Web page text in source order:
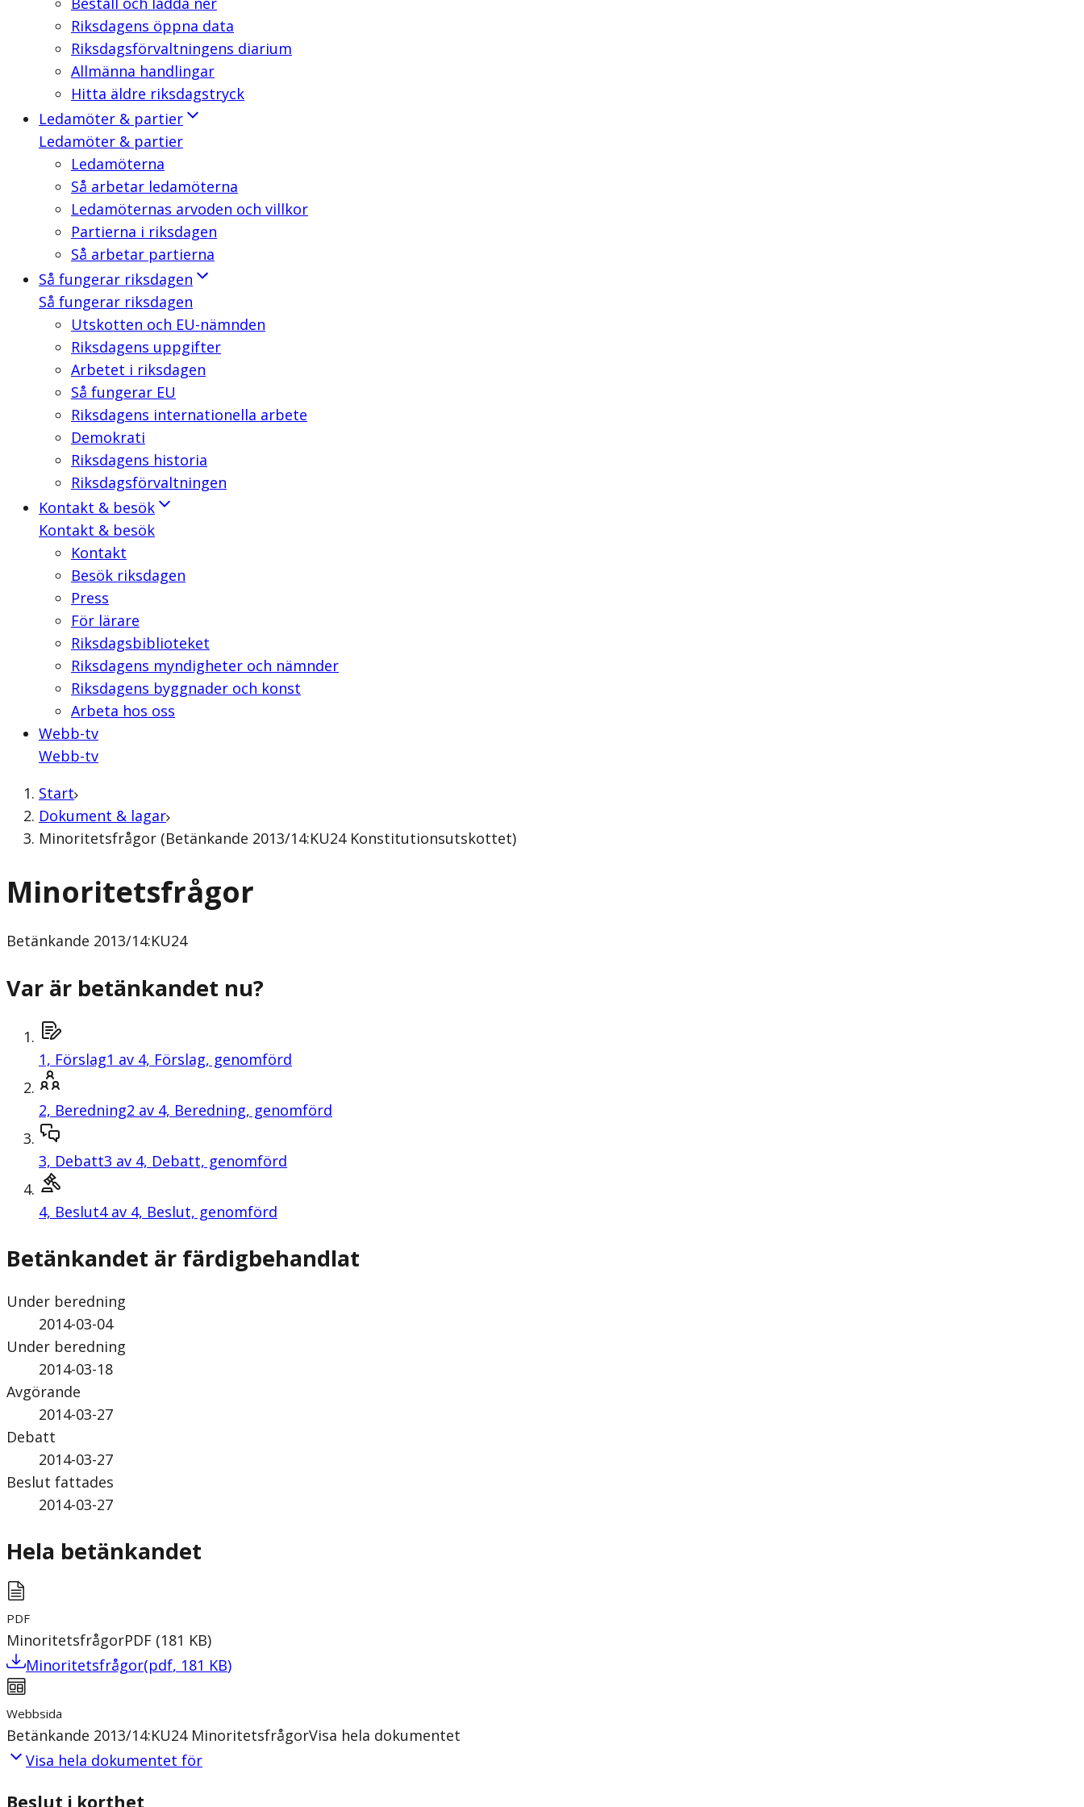
Riksdagens öppna data
Riksdagsförvaltningens diarium
Allmänna handlingar
Hitta äldre riksdagstryck
Ledamöter & partier
Ledamöter & partier
Ledamöterna
Så arbetar ledamöterna
Ledamöternas arvoden och villkor
Partierna i riksdagen
Så arbetar partierna
Så fungerar riksdagen
Så fungerar riksdagen
Utskotten och EU-nämnden
Riksdagens uppgifter
Arbetet i riksdagen
Så fungerar EU
Riksdagens internationella arbete
Demokrati
Riksdagens historia
Riksdagsförvaltningen
Kontakt & besök
Kontakt & besök
Kontakt
Besök riksdagen
Press
För lärare
Riksdagsbiblioteket
Riksdagens myndigheter och nämnder
Riksdagens byggnader och konst
Arbeta hos oss
Webb-tv
Webb-tv
Start
Dokument & lagar
Minoritetsfrågor (Betänkande 2013/14:KU24 Konstitutionsutskottet)
Minoritetsfrågor
Betänkande 2013/14:KU24
Var är betänkandet nu?
1, Förslag1 av 4, Förslag, genomförd
2, Beredning2 av 4, Beredning, genomförd
3, Debatt3 av 4, Debatt, genomförd
4, Beslut4 av 4, Beslut, genomförd
Betänkandet är färdigbehandlat
Under beredning
2014-03-04
Under beredning
2014-03-18
Avgörande
2014-03-27
Debatt
2014-03-27
Beslut fattades
2014-03-27
Hela betänkandet
PDF
MinoritetsfrågorPDF (181 KB)
Minoritetsfrågor(pdf, 181 KB)
Webbsida
Betänkande 2013/14:KU24 MinoritetsfrågorVisa hela dokumentet
Visa hela dokumentet för
Beslut i korthet